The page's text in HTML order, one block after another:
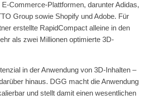
Commerce-Plattformen, darunter Adidas,
Group sowie Shopify und Adobe. Für
erstellte RapidCompact alleine in den
als zwei Millionen optimierte 3D-
in der Anwendung von 3D-Inhalten –
hinaus. DGG macht die Anwendung
und stellt damit einen wesentlichen